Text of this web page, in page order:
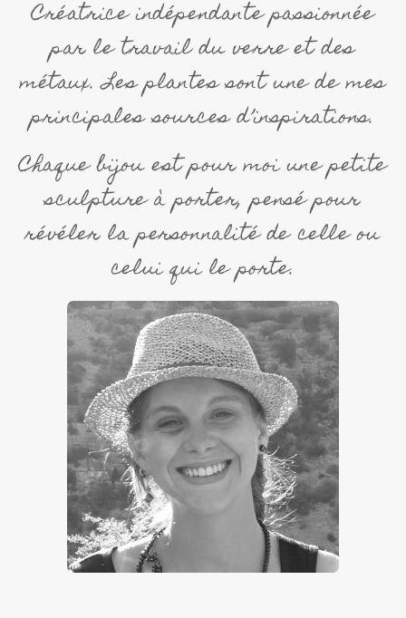
Créatrice indépendante passionnée
par le travail du verre et des
métaux. Les plantes sont une de mes
principales sources d’inspirations.
Chaque bijou est pour moi une petite
sculpture à porter, pensé pour
révéler la personnalité de celle ou
celui qui le porte.